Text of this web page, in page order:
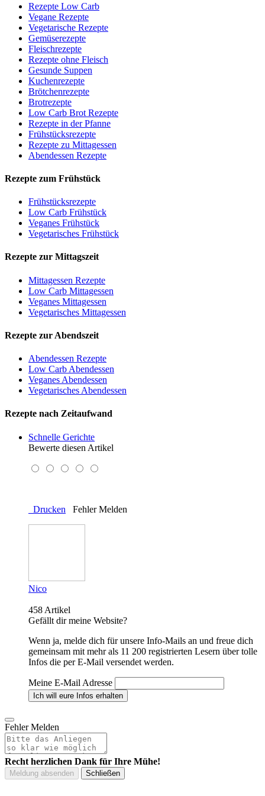
Rezepte Low Carb
Vegane Rezepte
Vegetarische Rezepte
Gemüserezepte
Fleischrezepte
Rezepte ohne Fleisch
Gesunde Suppen
Kuchenrezepte
Brötchenrezepte
Brotrezepte
Low Carb Brot Rezepte
Rezepte in der Pfanne
Frühstücksrezepte
Rezepte zu Mittagessen
Abendessen Rezepte
Rezepte zum Frühstück
Frühstücksrezepte
Low Carb Frühstück
Veganes Frühstück
Vegetarisches Frühstück
Rezepte zur Mittagszeit
Mittagessen Rezepte
Low Carb Mittagessen
Veganes Mittagessen
Vegetarisches Mittagessen
Rezepte zur Abendszeit
Abendessen Rezepte
Low Carb Abendessen
Veganes Abendessen
Vegetarisches Abendessen
Rezepte nach Zeitaufwand
Schnelle Gerichte
Bewerte diesen Artikel
Drucken Fehler Melden
Nico
458 Artikel
Gefällt dir meine Website?
Wenn ja, melde dich für unsere Info-Mails an und freue dich
gemeinsam mit mehr als 11 200 registrierten Lesern über tolle
Infos die per E-Mail versendet werden.
Meine E-Mail Adresse
Fehler Melden
Recht herzlichen Dank für Ihre Mühe!